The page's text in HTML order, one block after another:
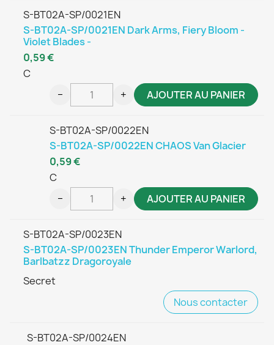
S-BT02A-SP/0021EN
S-BT02A-SP/0021EN Dark Arms, Fiery Bloom -
Violet Blades -
C
0,59 €
− + AJOUTER AU PANIER
S-BT02A-SP/0022EN
S-BT02A-SP/0022EN CHAOS Van Glacier
C
0,59 €
− + AJOUTER AU PANIER
S-BT02A-SP/0023EN
S-BT02A-SP/0023EN Thunder Emperor Warlord,
Barlbatzz Dragoroyale
Secret
Nous contacter
S-BT02A-SP/0024EN